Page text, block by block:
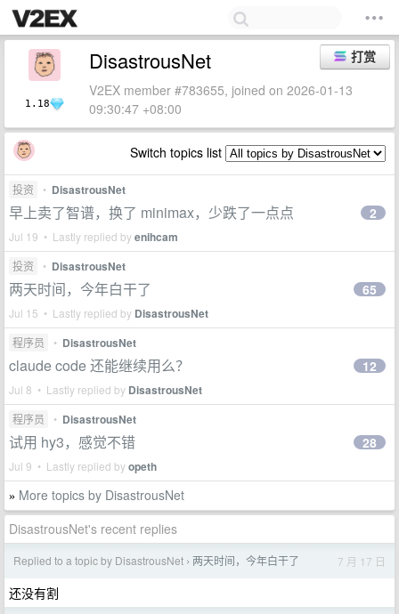
1.18
打赏
DisastrousNet
V2EX member #783655, joined on 2026-01-13
09:30:47 +08:00
Switch topics list
投资 • DisastrousNet
早上卖了智谱，换了 minimax，少跌了一点点
Jul 19 • Lastly replied byenihcam
2
投资 • DisastrousNet
两天时间，今年白干了
Jul 15 • Lastly replied by DisastrousNet
65
程序员 • DisastrousNet
claude code 还能继续用么？
Jul 8 • Lastly replied by DisastrousNet
12
程序员 • DisastrousNet
试用 hy3，感觉不错
Jul 9 • Lastly replied byopeth
28
» More topics by DisastrousNet
DisastrousNet's recent replies
Replied to a topic by DisastrousNet › 两天时间，今年白干了 7 月 17 日
还没有割